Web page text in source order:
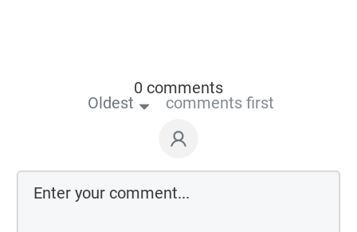
0 comments
Oldest comments first